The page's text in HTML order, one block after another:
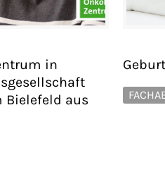
in
Bielefeld aus